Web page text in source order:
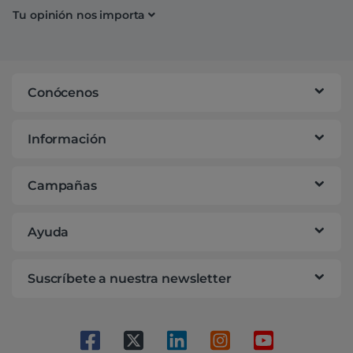
Tu opinión nos importa
Conócenos
Información
Campañas
Ayuda
Suscríbete a nuestra newsletter